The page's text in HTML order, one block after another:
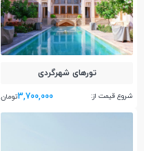
تور‌های شهرگردی
شروع قیمت از: 3,700,000تومان